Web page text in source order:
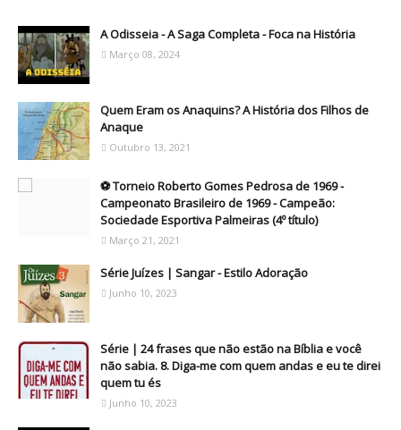
A Odisseia - A Saga Completa - Foca na História
Março 08, 2024
Quem Eram os Anaquins? A História dos Filhos de
Anaque
Outubro 13, 2021
⚽ Torneio Roberto Gomes Pedrosa de 1969 -
Campeonato Brasileiro de 1969 - Campeão:
Sociedade Esportiva Palmeiras (4º título)
Março 21, 2021
Série Juízes | Sangar - Estilo Adoração
Junho 10, 2023
Série | 24 frases que não estão na Bíblia e você
não sabia. 8. Diga-me com quem andas e eu te direi
quem tu és
Junho 10, 2023